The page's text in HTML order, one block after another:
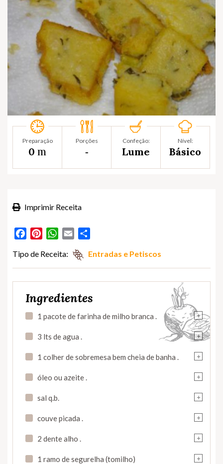
Preparação
0 m
Porções
‐
Confeção:
Lume
Nível:
Básico
Imprimir Receita
FacebookPinterestWhatsApp
Email
Tipo de Receita: Entradas e Petiscos
Ingredientes
+
1 pacote de farinha de milho branca .
+
3 lts de agua .
+
1 colher de sobremesa bem cheia de banha .
+
óleo ou azeite .
+
sal q.b.
+
couve picada .
+
2 dente alho .
+
1 ramo de segurelha (tomilho)